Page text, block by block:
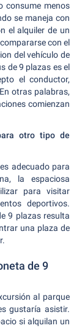
consume menos
se maneja con
el alquiler de un
con el
del vehículo de
de 9 plazas es el
el conductor,
otras palabras,
comienzan
otro tipo de
adecuado para
la espaciosa
para visitar
deportivos.
9 plazas resulta
una plaza de
de 9
al parque
gustaría asistir.
si alquilan un